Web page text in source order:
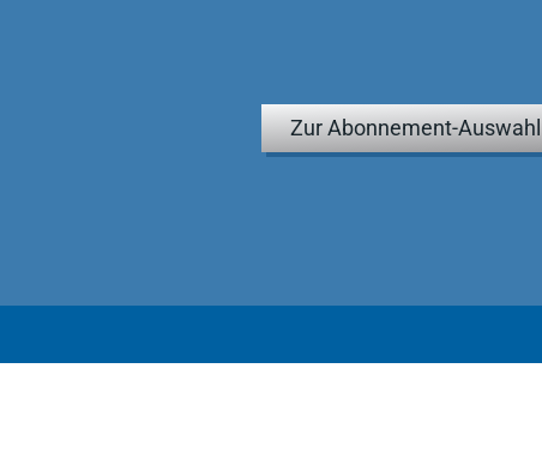
Zur Abonnement-Auswahl